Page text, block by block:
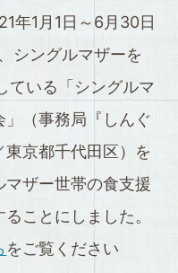
年1月1日～6月30日
シングルマザーを
ている「シングルマ
（事務局『しんぐ
京都千代田区）を
ザー世帯の食支援
ことにしました。
をご覧ください